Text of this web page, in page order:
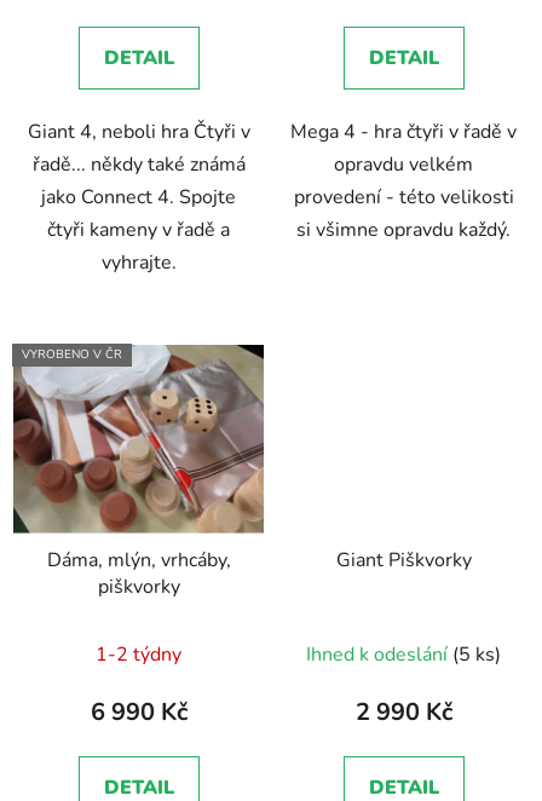
5,0
z
hvězdiček.
DETAIL
Giant 4, neboli hra Čtyři v
řadě... někdy také známá
jako Connect 4. Spojte
čtyři kameny v řadě a
vyhrajte.
DETAIL
Mega 4 - hra čtyři v řadě v
opravdu velkém
provedení - této velikosti
si všimne opravdu každý.
VYROBENO V ČR
Dáma, mlýn, vrhcáby,
piškvorky
1-2 týdny
6 990 Kč
DETAIL
Giant Piškvorky
Ihned k odeslání (5 ks)
2 990 Kč
DETAIL